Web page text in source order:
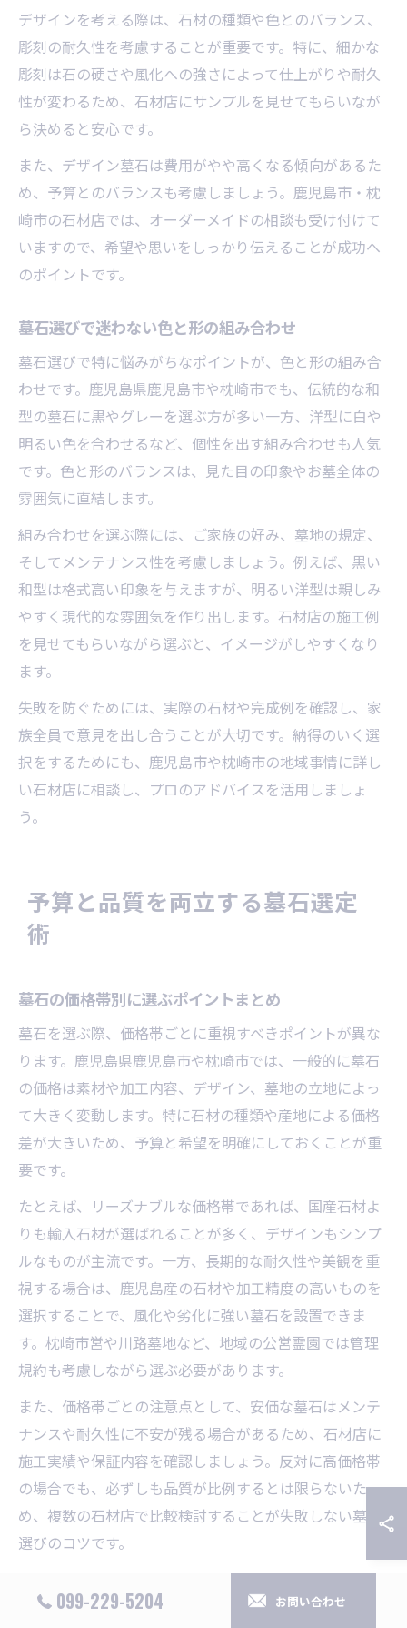
デザインを考える際は、石材の種類や色とのバランス、
彫刻の耐久性を考慮することが重要です。特に、細かな
彫刻は石の硬さや風化への強さによって仕上がりや耐久
性が変わるため、石材店にサンプルを見せてもらいなが
ら決めると安心です。
また、デザイン墓石は費用がやや高くなる傾向があるた
め、予算とのバランスも考慮しましょう。鹿児島市・枕
崎市の石材店では、オーダーメイドの相談も受け付けて
いますので、希望や思いをしっかり伝えることが成功へ
のポイントです。
墓石選びで迷わない色と形の組み合わせ
墓石選びで特に悩みがちなポイントが、色と形の組み合
わせです。鹿児島県鹿児島市や枕崎市でも、伝統的な和
型の墓石に黒やグレーを選ぶ方が多い一方、洋型に白や
明るい色を合わせるなど、個性を出す組み合わせも人気
です。色と形のバランスは、見た目の印象やお墓全体の
雰囲気に直結します。
組み合わせを選ぶ際には、ご家族の好み、墓地の規定、
そしてメンテナンス性を考慮しましょう。例えば、黒い
和型は格式高い印象を与えますが、明るい洋型は親しみ
やすく現代的な雰囲気を作り出します。石材店の施工例
を見せてもらいながら選ぶと、イメージがしやすくなり
ます。
失敗を防ぐためには、実際の石材や完成例を確認し、家
族全員で意見を出し合うことが大切です。納得のいく選
択をするためにも、鹿児島市や枕崎市の地域事情に詳し
い石材店に相談し、プロのアドバイスを活用しましょ
う。
予算と品質を両立する墓石選定
術
墓石の価格帯別に選ぶポイントまとめ
墓石を選ぶ際、価格帯ごとに重視すべきポイントが異な
ります。鹿児島県鹿児島市や枕崎市では、一般的に墓石
の価格は素材や加工内容、デザイン、墓地の立地によっ
て大きく変動します。特に石材の種類や産地による価格
差が大きいため、予算と希望を明確にしておくことが重
要です。
たとえば、リーズナブルな価格帯であれば、国産石材よ
りも輸入石材が選ばれることが多く、デザインもシンプ
ルなものが主流です。一方、長期的な耐久性や美観を重
視する場合は、鹿児島産の石材や加工精度の高いものを
選択することで、風化や劣化に強い墓石を設置できま
す。枕崎市営や川路墓地など、地域の公営霊園では管理
規約も考慮しながら選ぶ必要があります。
また、価格帯ごとの注意点として、安価な墓石はメンテ
ナンスや耐久性に不安が残る場合があるため、石材店に
施工実績や保証内容を確認しましょう。反対に高価格帯
の場合でも、必ずしも品質が比例するとは限らないた
め、複数の石材店で比較検討することが失敗しない墓石
選びのコツです。
墓石購入で費用を抑える工夫と注意点
099-229-5204 お問い合わせ